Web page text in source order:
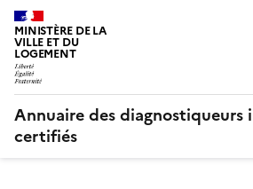
MINISTÈRE DE LA
VILLE ET DU
LOGEMENT
Annuaire des diagnostiqueurs
certifiés